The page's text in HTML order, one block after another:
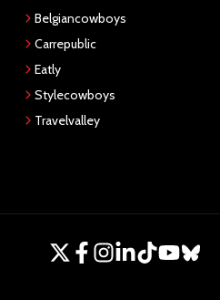
Belgiancowboys
Carrepublic
Eatly
Stylecowboys
Travelvalley